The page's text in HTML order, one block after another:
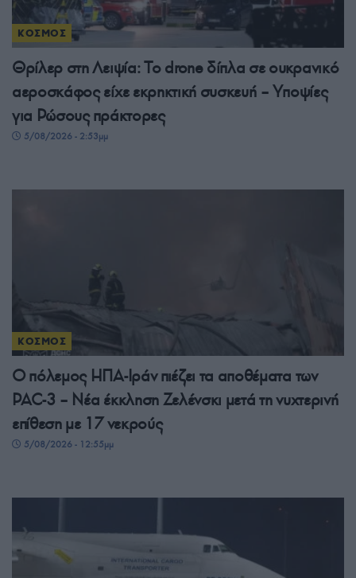
ΚΟΣΜΟΣ
Θρίλερ στη Λειψία: Το drone δίπλα σε ουκρανικό
αεροσκάφος είχε εκρηκτική συσκευή – Υποψίες
για Ρώσους πράκτορες
5/08/2026 - 2:53μμ
ΚΟΣΜΟΣ
Ο πόλεμος ΗΠΑ-Ιράν πιέζει τα αποθέματα των
PAC-3 – Νέα έκκληση Ζελένσκι μετά τη νυχτερινή
επίθεση με 17 νεκρούς
5/08/2026 - 12:55μμ